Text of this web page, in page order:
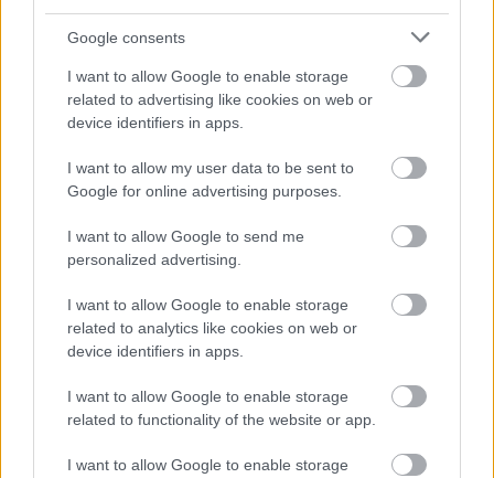
Google consents
I want to allow Google to enable storage
related to advertising like cookies on web or
device identifiers in apps.
I want to allow my user data to be sent to
Google for online advertising purposes.
I want to allow Google to send me
personalized advertising.
I want to allow Google to enable storage
related to analytics like cookies on web or
device identifiers in apps.
I want to allow Google to enable storage
related to functionality of the website or app.
I want to allow Google to enable storage